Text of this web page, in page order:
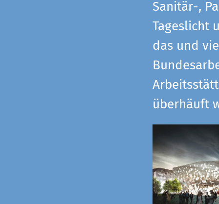
Sanitär-,
Tageslicht
das und
überhäuft